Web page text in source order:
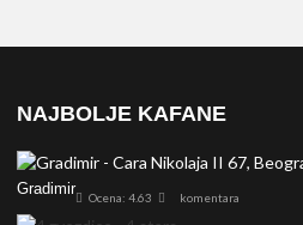
NAJBOLJE KAFANE
Gradimir Ocena: 4.63 komentara